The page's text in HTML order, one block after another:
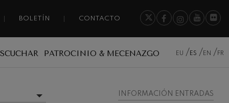
BOLETÍN CONTACTO
PATROCINIO & MECENAZGO EU ES EN FR
INFORMACIÓN ENTRADAS